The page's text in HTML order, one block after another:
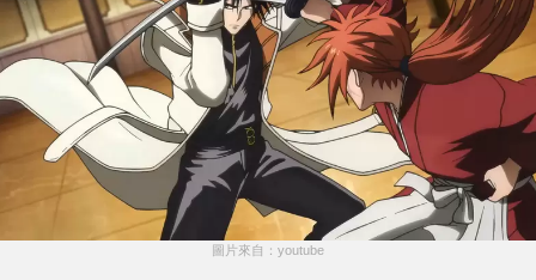
圖片來自：youtube